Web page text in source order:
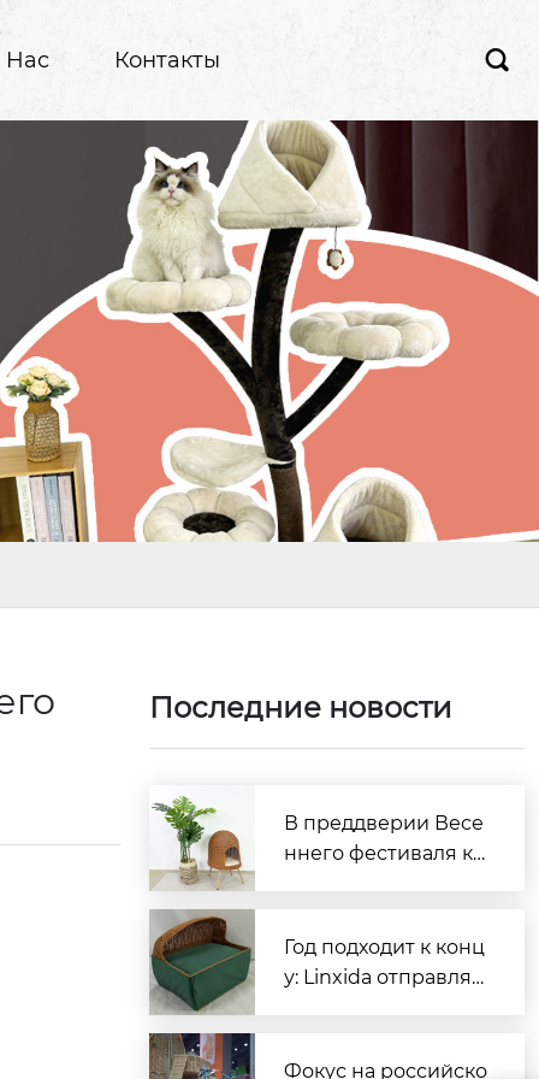
Контакты 
Последние новости
В преддверии Весе
ннего фестиваля ко
анее оформить зака
зы.
Год подходит к конц
у: Linxida отправляе
ых за границу
Фокус на российско